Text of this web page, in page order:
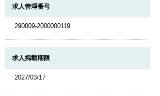
求人管理番号
290009-2000000119
求人掲載期限
2027/03/17